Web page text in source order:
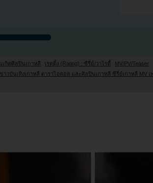
เกิดศิลปินเกาหลี เรตติ้ง (Rating) : ซีรี่ย์/วาไรตี้
MV/PV/Teaser
ข่าวบันเทิงเกาหลี ดาราไอดอล และศิลปินเกาหลี ซีรี่ย์เกาหลี MV